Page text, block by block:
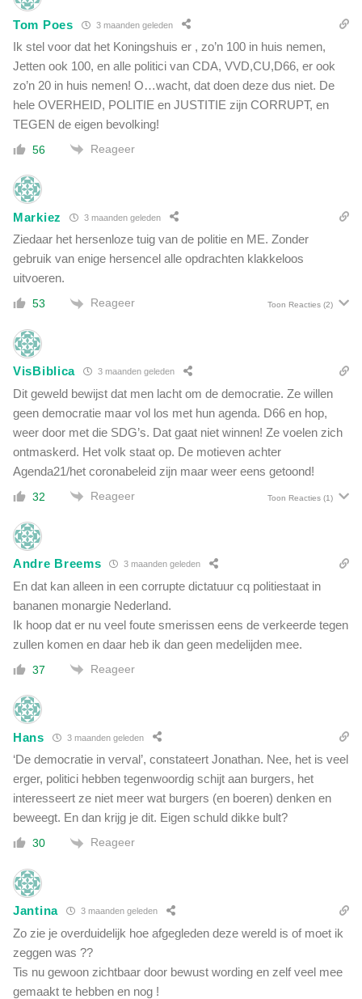
Tom Poes 3 maanden geleden
Ik stel voor dat het Koningshuis er , zo’n 100 in huis nemen,
Jetten ook 100, en alle politici van CDA, VVD,CU,D66, er ook
zo’n 20 in huis nemen! O…wacht, dat doen deze dus niet. De
hele OVERHEID, POLITIE en JUSTITIE zijn CORRUPT, en
TEGEN de eigen bevolking!
56 Reageer
Markiez 3 maanden geleden
Ziedaar het hersenloze tuig van de politie en ME. Zonder
gebruik van enige hersencel alle opdrachten klakkeloos
uitvoeren.
53 Reageer Toon Reacties (2)
VisBiblica 3 maanden geleden
Dit geweld bewijst dat men lacht om de democratie. Ze willen
geen democratie maar vol los met hun agenda. D66 en hop,
weer door met die SDG’s. Dat gaat niet winnen! Ze voelen zich
ontmaskerd. Het volk staat op. De motieven achter
Agenda21/het coronabeleid zijn maar weer eens getoond!
32 Reageer Toon Reacties (1)
Andre Breems 3 maanden geleden
En dat kan alleen in een corrupte dictatuur cq politiestaat in
bananen monargie Nederland.
Ik hoop dat er nu veel foute smerissen eens de verkeerde tegen
zullen komen en daar heb ik dan geen medelijden mee.
37 Reageer
Hans 3 maanden geleden
‘De democratie in verval’, constateert Jonathan. Nee, het is veel
erger, politici hebben tegenwoordig schijt aan burgers, het
interesseert ze niet meer wat burgers (en boeren) denken en
beweegt. En dan krijg je dit. Eigen schuld dikke bult?
30 Reageer
Jantina 3 maanden geleden
Zo zie je overduidelijk hoe afgegleden deze wereld is of moet ik
zeggen was ??
Tis nu gewoon zichtbaar door bewust wording en zelf veel mee
gemaakt te hebben en nog !